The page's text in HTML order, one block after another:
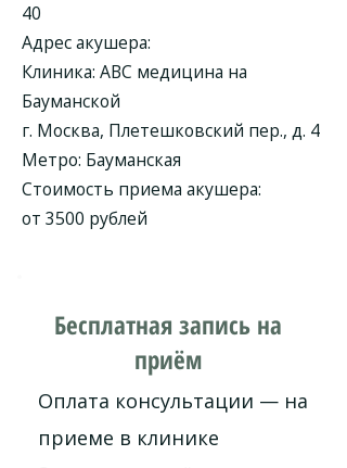
40
Адрес акушера:
Клиника: ABC медицина на
Бауманской
г. Москва, Плетешковский пер., д. 4
Метро: Бауманская
Стоимость приема акушера:
от 3500 рублей
Бесплатная запись на
приём
Оплата консультации — на
приеме в клинике